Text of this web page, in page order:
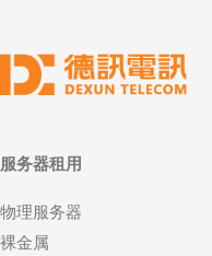
服务器租用
物理服务器
裸金属